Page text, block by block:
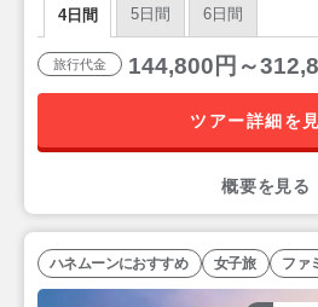
4日間 5日間 6日間
旅行代金 144,800円～
ツアー詳細を
概要を見る
ハネムーンにおすすめ 女子旅 ファ